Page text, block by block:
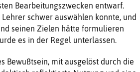
Bearbei­tungszwecken entwarf.
schwer auswählen konnte, und
seinen Zielen hätte formulieren
es in der Regel unterlassen.
Bewußtsein, mit ausgelöst durch die